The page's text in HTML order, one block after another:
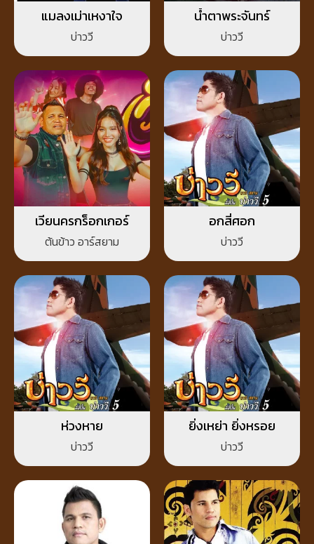
แมลงเม่าเหงาใจ
บ่าววี
น้ำตาพระจันทร์
บ่าววี
เวียนครกร็อกเกอร์
ต้นข้าว อาร์สยาม
อกสี่ศอก
บ่าววี
ห่วงหาย
บ่าววี
ยิ่งเหย่า ยิ่งหรอย
บ่าววี